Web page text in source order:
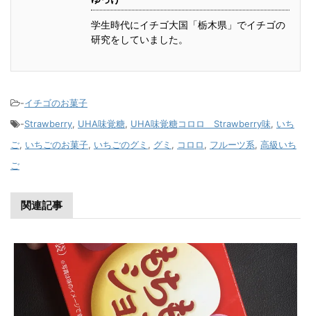
学生時代にイチゴ大国「栃木県」でイチゴの
研究をしていました。
-イチゴのお菓子
-Strawberry, UHA味覚糖, UHA味覚糖コロロ Strawberry味, いち
ご, いちごのお菓子, いちごのグミ , グミ , コロロ, フルーツ系, 高級いち
ご
関連記事